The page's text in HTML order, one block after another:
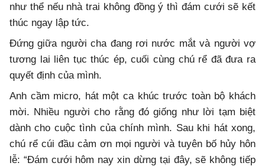
như thể nếu nhà trai không đồng ý thì đám cưới sẽ kết
thúc ngay lập tức.
Đứng giữa người cha đang rơi nước mắt và người vợ
tương lai liên tục thúc ép, cuối cùng chú rể đã đưa ra
quyết định của mình.
Anh cầm micro, hát một ca khúc trước toàn bộ khách
mời. Nhiều người cho rằng đó giống như lời tạm biệt
dành cho cuộc tình của chính mình. Sau khi hát xong,
chú rể cúi đầu cảm ơn mọi người và tuyên bố hủy hôn
lễ: “Đám cưới hôm nay xin dừng tại đây, sẽ không tiếp